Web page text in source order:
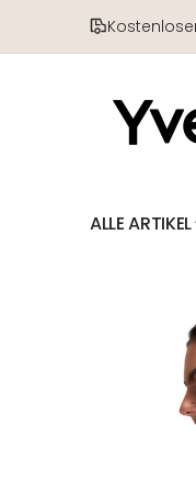
ALLE ARTIKEL